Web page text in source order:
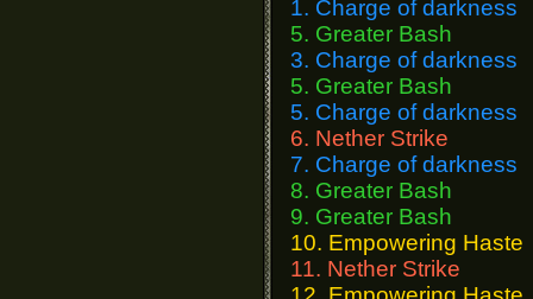
1. Charge of darkness
5. Greater Bash
3. Charge of darkness
5. Greater Bash
5. Charge of darkness
6. Nether Strike
7. Charge of darkness
8. Greater Bash
9. Greater Bash
10. Empowering Haste
11. Nether Strike